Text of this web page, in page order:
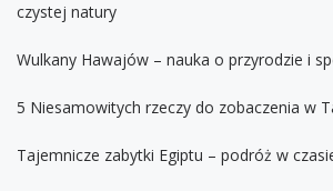
czystej natury
Wulkany Hawajów – nauka o przyrodzie i
5 Niesamowitych rzeczy do zobaczenia w
Tajemnicze zabytki Egiptu – podróż w